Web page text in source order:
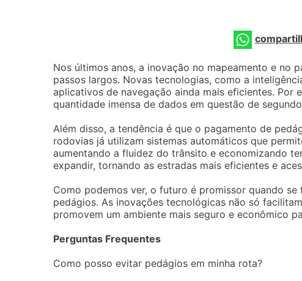
Nos últimos anos, a inovação no mapeamento e no
passos largos. Novas tecnologias, como a
aplicativos de navegação ainda mais eficientes. Por
quantidade imensa de dados em questão de
Além disso, a tendência é que o pagamento de
rodovias já utilizam sistemas automáticos que
aumentando a fluidez do trânsito e economizando
expandir, tornando as estradas mais eficientes e
Como podemos ver, o futuro é promissor quando
pedágios. As inovações tecnológicas não só
promovem um ambiente mais seguro e econômico
Perguntas Frequentes
Como posso evitar pedágios em minha rota?